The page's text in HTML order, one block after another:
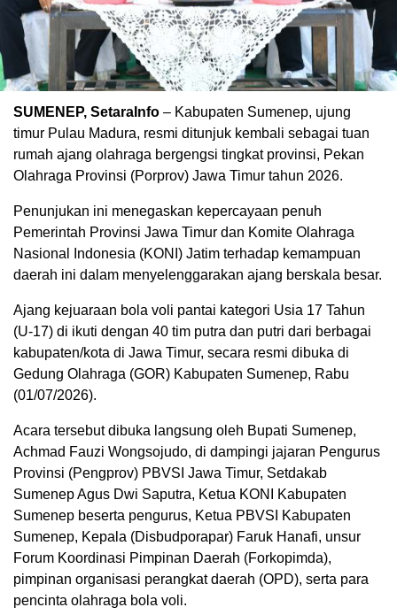
SUMENEP, SetaraInfo – Kabupaten Sumenep, ujung
timur Pulau Madura, resmi ditunjuk kembali sebagai tuan
rumah ajang olahraga bergengsi tingkat provinsi, Pekan
Olahraga Provinsi (Porprov) Jawa Timur tahun 2026.
Penunjukan ini menegaskan kepercayaan penuh
Pemerintah Provinsi Jawa Timur dan Komite Olahraga
Nasional Indonesia (KONI) Jatim terhadap kemampuan
daerah ini dalam menyelenggarakan ajang berskala besar.
Ajang kejuaraan bola voli pantai kategori Usia 17 Tahun
(U-17) di ikuti dengan 40 tim putra dan putri dari berbagai
kabupaten/kota di Jawa Timur, secara resmi dibuka di
Gedung Olahraga (GOR) Kabupaten Sumenep, Rabu
(01/07/2026).
Acara tersebut dibuka langsung oleh Bupati Sumenep,
Achmad Fauzi Wongsojudo, di dampingi jajaran Pengurus
Provinsi (Pengprov) PBVSI Jawa Timur, Setdakab
Sumenep Agus Dwi Saputra, Ketua KONI Kabupaten
Sumenep beserta pengurus, Ketua PBVSI Kabupaten
Sumenep, Kepala (Disbudporapar) Faruk Hanafi, unsur
Forum Koordinasi Pimpinan Daerah (Forkopimda),
pimpinan organisasi perangkat daerah (OPD), serta para
pencinta olahraga bola voli.